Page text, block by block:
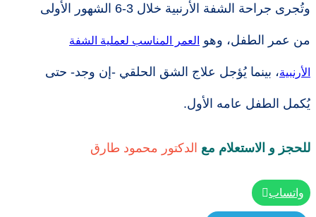
وتُجرى جراحة الشفة الأرنبية خلال 3-6 الشهور الأولى
من عمر الطفل، وهو العمر المناسب لعملية الشفة
الأرنبية، بينما يُؤجل علاج الشق الحلقي -إن وجد- حتى
يُكمل الطفل عامه الأول.
للحجز و الاستعلام مع الدكتور محمود طارق
واتساب